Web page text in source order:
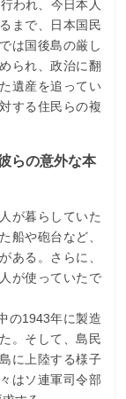
われ、今日本人
まで、日本国民
は国後島の厳し
られ、政治に翻
遺産を追ってい
する住民らの複
らの意外な本
が暮らしていた
船や砲台など、
ある。さらに、
が使っていたで
の1943年に製造
。そして、島民
に上陸する様子
はソ連軍司令部